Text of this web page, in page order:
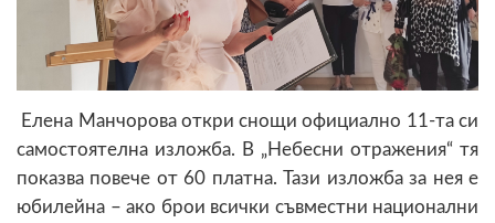
Елена Манчорова откри снощи официално 11-та си
самостоятелна изложба. В „Небесни отражения“ тя
показва повече от 60 платна. Тази изложба за нея е
юбилейна – ако брои всички съвместни национални